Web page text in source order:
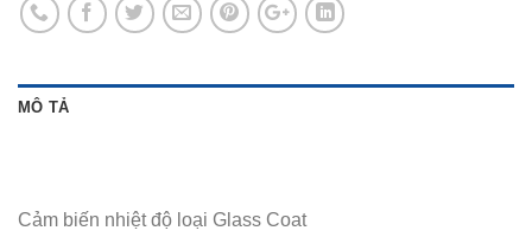
MÔ TẢ
Cảm biến nhiệt độ loại Glass Coat